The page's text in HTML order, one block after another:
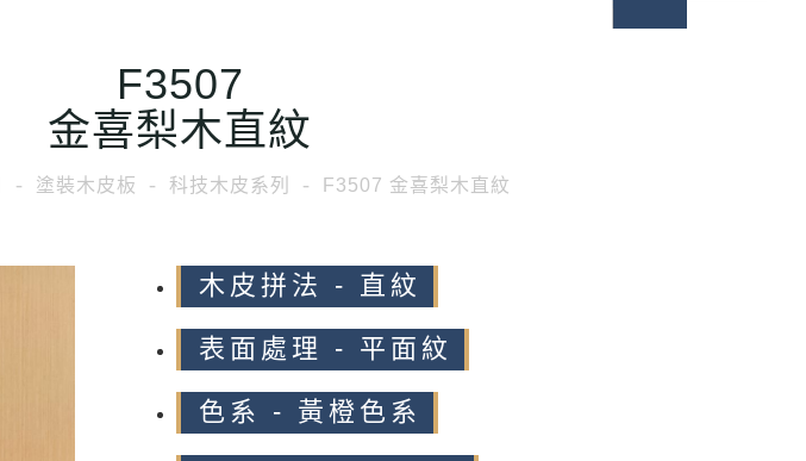
F3507
金喜梨木直紋
塗裝木皮板 科技木皮系列 F3507 金喜梨木直紋
木皮拼法 - 直紋
表面處理 - 平面紋
色系 - 黃橙色系